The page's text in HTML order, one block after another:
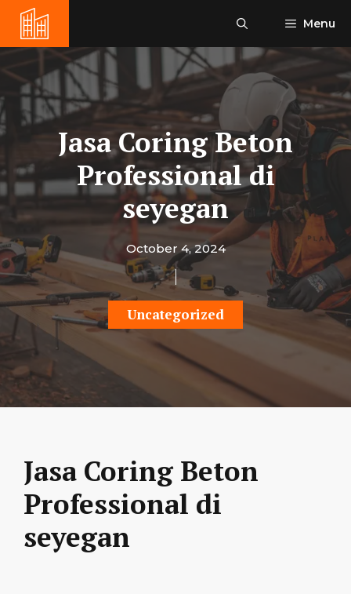
content
Menu
Jasa Coring Beton
Professional di
seyegan
October 4, 2024
Uncategorized
Jasa Coring Beton
Professional di
seyegan